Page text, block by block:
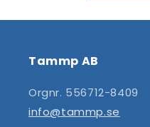
Tammp AB
Orgnr. 556712-8409
info@tammp.se